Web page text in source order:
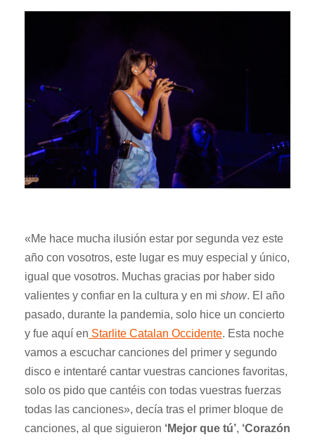
«Me hace mucha ilusión estar por segunda vez este
año con vosotros, este lugar es muy especial y único,
igual que vosotros. Muchas gracias por haber sido
valientes y confiar en la cultura y en mi show. El año
pasado, durante la pandemia, solo hice un concierto
y fue aquí en Starlite Catalan Occidente. Esta noche
vamos a escuchar canciones del primer y segundo
disco e intentaré cantar vuestras canciones favoritas,
solo os pido que cantéis con todas vuestras fuerzas
todas las canciones», decía tras el primer bloque de
canciones, al que siguieron ‘Mejor que tú’, ‘Corazón